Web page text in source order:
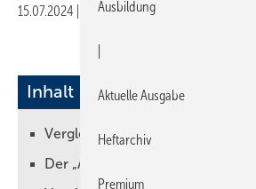
15.07.2024 Druckvorschau
Inhalt
Vergleich zum Vorjahreszeitraum
Der „Absturz“ kommt erst noch
Ausbildung
Aktuelle Ausgabe
Heftarchiv
Premium